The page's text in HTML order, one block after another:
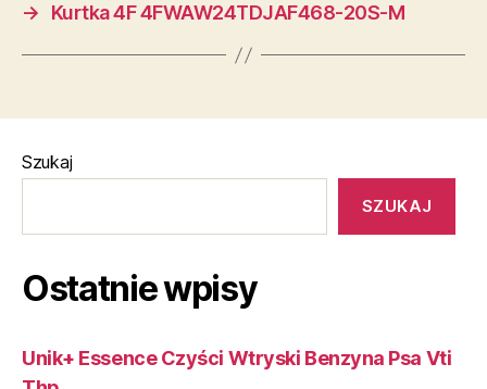
→
Kurtka 4F 4FWAW24TDJAF468-20S-M
Szukaj
SZUKAJ
Ostatnie wpisy
Unik+ Essence Czyści Wtryski Benzyna Psa Vti